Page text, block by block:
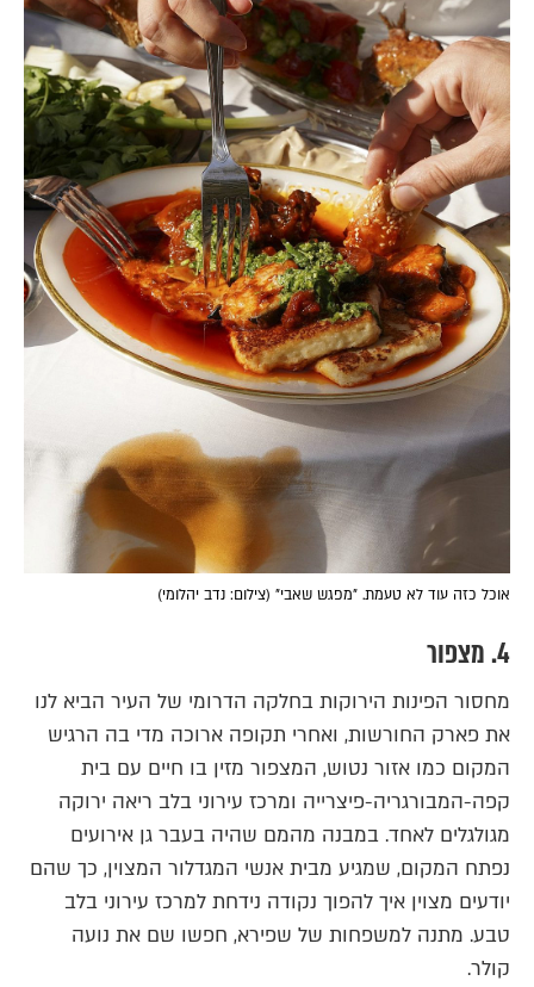
אוכל כזה עוד לא טעמת. "מפגש שאבי" (צילום: נדב יהלומי)
4. מצפור
מחסור הפינות הירוקות בחלקה הדרומי של העיר הביא לנו
את פארק החורשות, ואחרי תקופה ארוכה מדי בה הרגיש
המקום כמו אזור נטוש, המצפור מזין בו חיים עם בית
קפה-המבורגריה-פיצרייה ומרכז עירוני בלב ריאה ירוקה
מגולגלים לאחד. במבנה מהמם שהיה בעבר גן אירועים
נפתח המקום, שמגיע מבית אנשי המגדלור המצוין, כך שהם
יודעים מצוין איך להפוך נקודה נידחת למרכז עירוני בלב
טבע. מתנה למשפחות של שפירא, חפשו שם את נועה
קולר.